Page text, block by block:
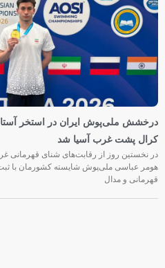
کرال پشت غرب آسیا شد
قهرمانی و مدال